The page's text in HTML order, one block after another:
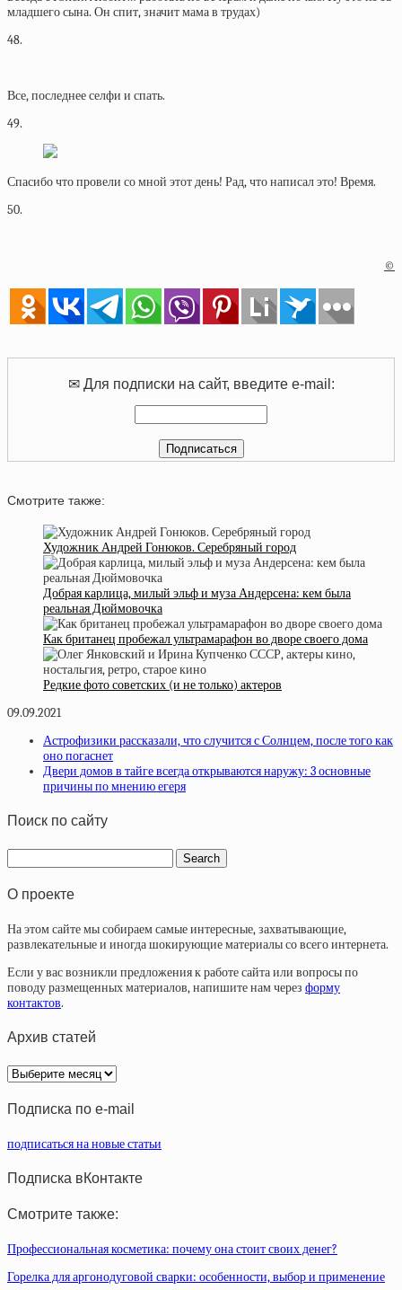
младшего сына. Он спит, значит мама в трудах)
48.
Все, последнее селфи и спать.
49.
Спасибо что провели со мной этот день! Рад, что написал это! Время.
50.
©
✉ Для подписки на сайт, введите e-mail:
Смотрите также:
Художник Андрей Гонюков. Серебряный город
Добрая карлица, милый эльф и муза Андерсена: кем была
реальная Дюймовочка
Как британец пробежал ультрамарафон во дворе своего дома
Редкие фото советских (и не только) актеров
09.09.2021
Астрофизики рассказали, что случится с Солнцем, после того как
оно погаснет
Двери домов в тайге всегда открываются наружу: 3 основные
причины по мнению егеря
Поиск по сайту
О проекте
На этом сайте мы собираем самые интересные, захватывающие,
развлекательные и иногда шокирующие материалы со всего интернета.
Если у вас возникли предложения к работе сайта или вопросы по
поводу размещенных материалов, напишите нам через форму
контактов.
Архив статей
Архив
Подписка по e-mail
подписаться на новые статьи
Подписка вКонтакте
Смотрите также:
Профессиональная косметика: почему она стоит своих денег?
Горелка для аргонодуговой сварки: особенности, выбор и применение